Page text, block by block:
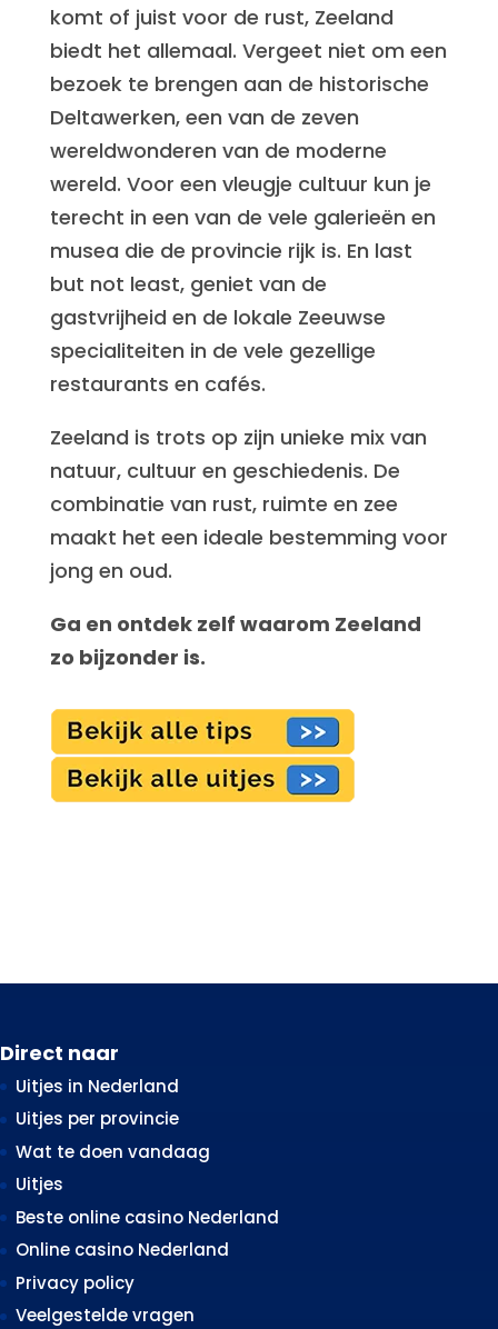
komt of juist voor de rust, Zeeland
biedt het allemaal. Vergeet niet om een
bezoek te brengen aan de historische
Deltawerken, een van de zeven
wereldwonderen van de moderne
wereld. Voor een vleugje cultuur kun je
terecht in een van de vele galerieën en
musea die de provincie rijk is. En last
but not least, geniet van de
gastvrijheid en de lokale Zeeuwse
specialiteiten in de vele gezellige
restaurants en cafés.
Zeeland is trots op zijn unieke mix van
natuur, cultuur en geschiedenis. De
combinatie van rust, ruimte en zee
maakt het een ideale bestemming voor
jong en oud.
Ga en ontdek zelf waarom Zeeland
zo bijzonder is.
Direct naar
Uitjes in Nederland
Uitjes per provincie
Wat te doen vandaag
Uitjes
Beste online casino Nederland
Online casino Nederland
Privacy policy
Veelgestelde vragen